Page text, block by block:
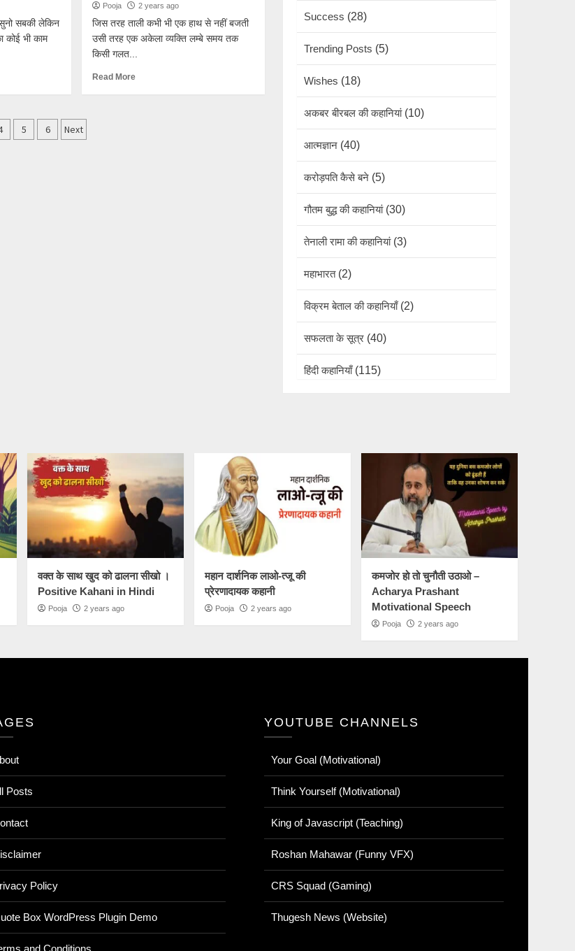
सबकी लेकिन
कोई भी काम
Pooja 2 years ago
जिस तरह ताली कभी भी एक हाथ से नहीं बजती
उसी तरह एक अकेला व्यक्ति लम्बे समय तक
किसी गलत...
Read More
5 6 Next
Success (28)
Trending Posts (5)
Wishes (18)
अकबर बीरबल की कहानियां(10)
आत्मज्ञान (40)
करोड़पति कैसे बने (5)
गौतम बुद्ध की कहानियां(30)
तेनाली रामा की कहानियां(3)
महाभारत(2)
विक्रम बेताल की कहानियाँ(2)
सफलता के सूत्र (40)
हिंदी कहानियाँ(115)
वक्त के साथ खुद को ढालना सीखो ।
Positive Kahani in Hindi
Pooja 2 years ago
महान दार्शनिक लाओ-त्जू की
प्रेरणादायक कहानी
Pooja 2 years ago
कमजोर हो तो चुनौती उठाओ –
Acharya Prashant
Motivational Speech
Pooja 2 years ago
Posts
Policy
Box WordPress Plugin Demo
and Conditions
YOUTUBE CHANNELS
Your Goal (Motivational)
Think Yourself (Motivational)
King of Javascript (Teaching)
Roshan Mahawar (Funny VFX)
CRS Squad (Gaming)
Thugesh News (Website)